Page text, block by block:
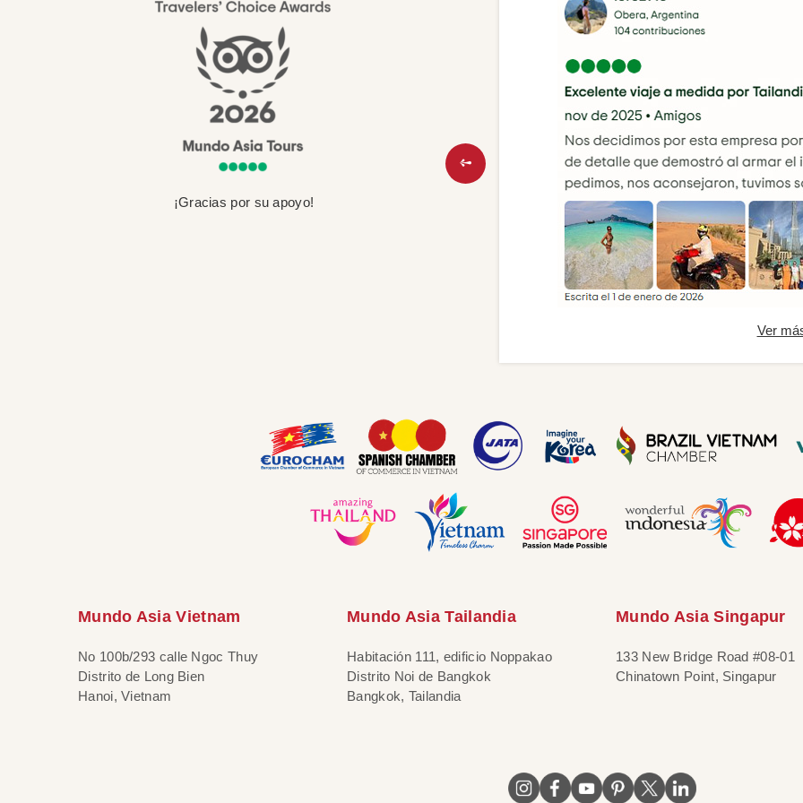
¡Gracias por su apoyo!
Ver
Mundo Asia Vietnam
No 100b/293 calle Ngoc Thuy
Distrito de Long Bien
Hanoi, Vietnam
Mundo Asia Tailandia
Habitación 111, edificio Noppakao
Distrito Noi de Bangkok
Bangkok, Tailandia
Mundo Asia Singapur
133 New Bridge Road #08-01
Chinatown Point, Singapur